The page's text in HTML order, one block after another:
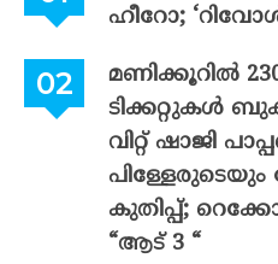
ഹീറോ;
മണിക്കൂറിൽ
ടിക്കറ്റുകൾ
വിറ്റ് ഷാജി
പിള്ളേരുടെയും
കുതിപ്പ്;
“ആട് 3 “